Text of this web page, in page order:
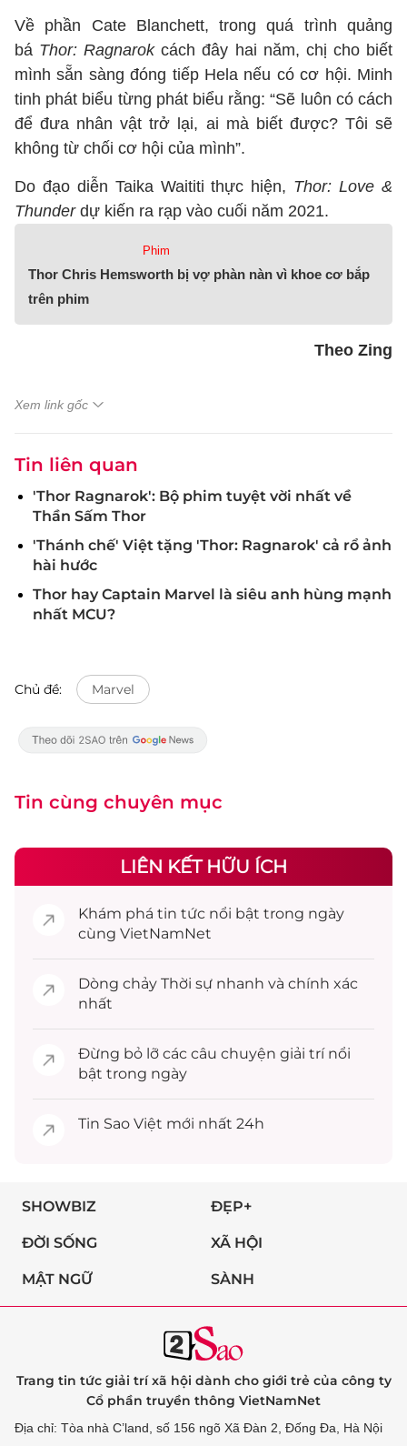
Về phần Cate Blanchett, trong quá trình quảng
bá Thor: Ragnarokcách đây hai năm, chị cho biết
mình sẵn sàng đóng tiếp Hela nếu có cơ hội. Minh
tinh phát biểu từng phát biểu rằng: “Sẽ luôn có cách
để đưa nhân vật trở lại, ai mà biết được? Tôi sẽ
không từ chối cơ hội của mình”.
Do đạo diễn Taika Waititi thực hiện, Thor: Love &
Thunderdự kiến ra rạp vào cuối năm 2021.
Phim
Thor Chris Hemsworth bị vợ phàn nàn vì khoe cơ bắp
trên phim
Theo Zing
Xem link gốc
Tin liên quan
'Thor Ragnarok': Bộ phim tuyệt vời nhất về
Thần Sấm Thor
'Thánh chế' Việt tặng 'Thor: Ragnarok' cả rổ ảnh
hài hước
Thor hay Captain Marvel là siêu anh hùng mạnh
nhất MCU?
Chủ đề: Marvel
Tin cùng chuyên mục
LIÊN KẾT HỮU ÍCH
Khám phá tin tức nổi bật trong ngày
cùng VietNamNet
Dòng chảy Thời sự nhanh và chính xác
nhất
Đừng bỏ lỡ các câu chuyện giải trínổi
bật trong ngày
Tin Sao Việt mới nhất 24h
SHOWBIZ ĐẸP+
ĐỜI SỐNG XÃ HỘI
MẬT NGỮ SÀNH
Trang tin tức giải trí xã hội dành cho giới trẻ của công ty
Cổ phần truyền thông VietNamNet
Địa chỉ: Tòa nhà C’land, số 156 ngõ Xã Đàn 2, Đống Đa, Hà Nội